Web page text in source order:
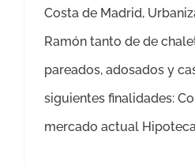
Costa de Madrid,
Ramón tanto de de
pareados, adosados y
siguientes finalidades:
mercado actual